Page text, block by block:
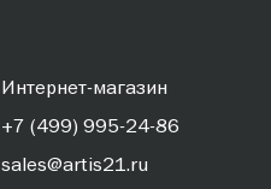
Интернет-магазин
+7 (499) 995-24-86
sales@artis21.ru